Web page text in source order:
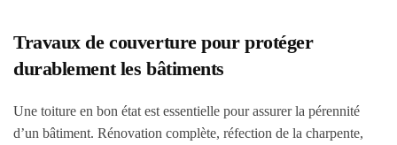
Travaux de couverture pour protéger
durablement les bâtiments
Une toiture en bon état est essentielle pour assurer la pérennité
d’un bâtiment. Rénovation complète, réfection de la charpente,